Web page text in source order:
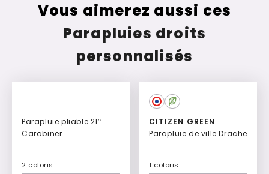
Vous aimerez aussi ces
Parapluies droits
personnalisés
Parapluie pliable 21’’
Carabiner
2 coloris
CITIZEN GREEN
Parapluie de ville Drache
1 coloris